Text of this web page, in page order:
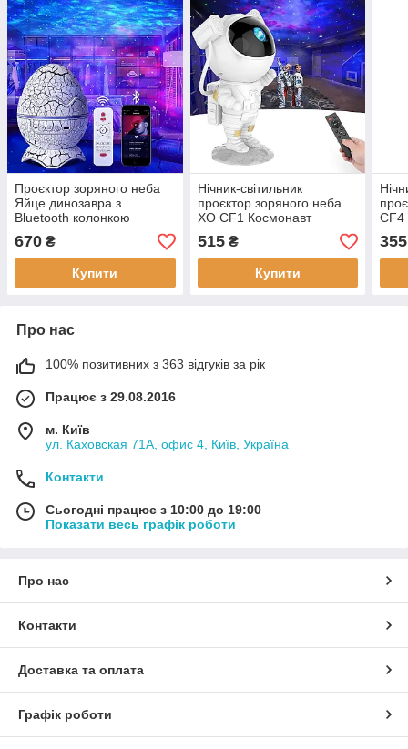
Проєктор зоряного неба
Яйце динозавра з
Bluetooth колонкою
функцією нічника та
таймера та пультом
670 ₴
Купити
Нічник-світильник
проєктор зоряного неба
XO CF1 Космонавт
Астронавт з пультом
режим Лазерний проєктор
515₴
Купити
CF4
355
Про нас
100% позитивних з 363 відгуків за рік
Працює з 29.08.2016
м. Київ
ул. Каховская 71А, офис 4, Київ, Україна
Контакти
Сьогодні працює з 10:00 до 19:00
Показати весь графік роботи
Про нас
Контакти
Доставка та оплата
Графік роботи